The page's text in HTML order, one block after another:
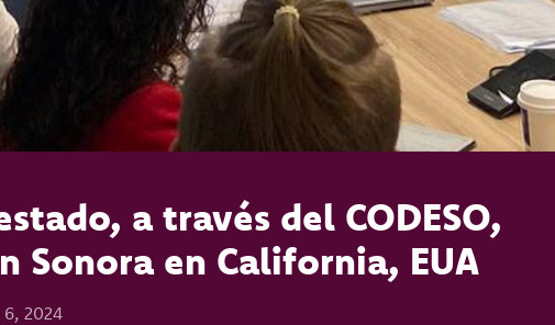
a través del CODESO,
Sonora en California, EUA
6, 2024